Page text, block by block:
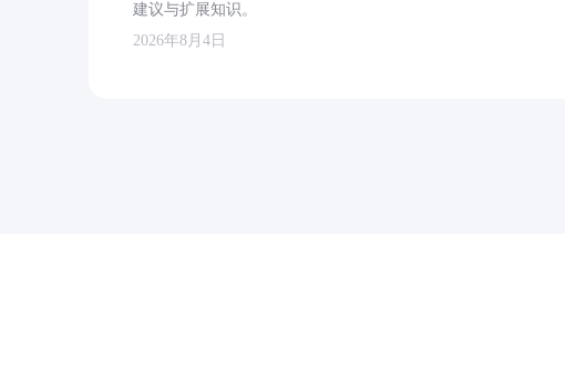
建议与扩展知识。
2026年8月4日